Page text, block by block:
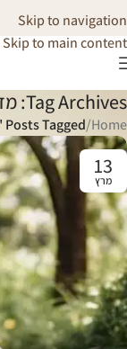
Skip to navigation
Skip to main content
Tag Archives: מדיטציה
Home
/Posts Tagged "מדיטציה"
13
מרץ